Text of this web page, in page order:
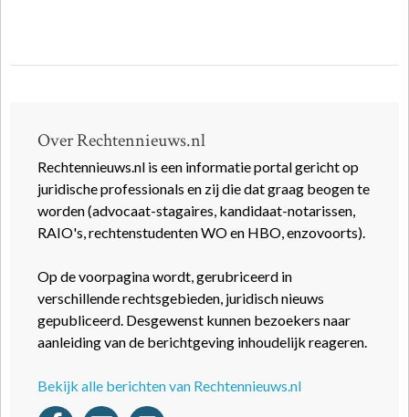
Over Rechtennieuws.nl
Rechtennieuws.nl is een informatie portal gericht op
juridische professionals en zij die dat graag beogen te
worden (advocaat-stagaires, kandidaat-notarissen,
RAIO's, rechtenstudenten WO en HBO, enzovoorts).
Op de voorpagina wordt, gerubriceerd in
verschillende rechtsgebieden, juridisch nieuws
gepubliceerd. Desgewenst kunnen bezoekers naar
aanleiding van de berichtgeving inhoudelijk reageren.
Bekijk alle berichten van Rechtennieuws.nl